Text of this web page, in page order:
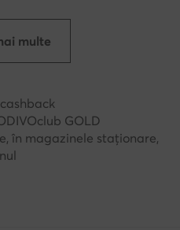
multe
GOLD
în magazinele staționare,